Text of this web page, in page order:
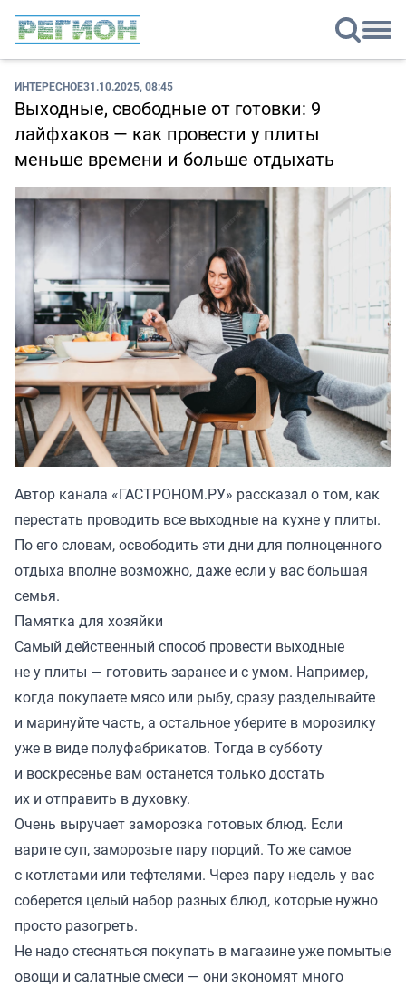
ИНТЕРЕСНОЕ31.10.2025, 08:45
Выходные, свободные от готовки: 9
лайфхаков — как провести у плиты
меньше времени и больше отдыхать
Автор канала «ГАСТРОНОМ.РУ» рассказал о том, как
перестать проводить все выходные на кухне у плиты.
По его словам, освободить эти дни для полноценного
отдыха вполне возможно, даже если у вас большая
семья.
Памятка для хозяйки
Самый действенный способ провести выходные
не у плиты — готовить заранее и с умом. Например,
когда покупаете мясо или рыбу, сразу разделывайте
и маринуйте часть, а остальное уберите в морозилку
уже в виде полуфабрикатов. Тогда в субботу
и воскресенье вам останется только достать
их и отправить в духовку.
Очень выручает заморозка готовых блюд. Если
варите суп, заморозьте пару порций. То же самое
с котлетами или тефтелями. Через пару недель у вас
соберется целый набор разных блюд, которые нужно
просто разогреть.
Не надо стесняться покупать в магазине уже помытые
овощи и салатные смеси — они экономят много